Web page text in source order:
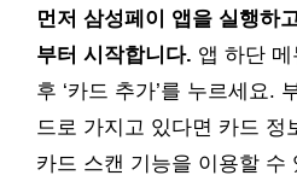
먼저 삼성페이 앱을 실행하
부터 시작합니다. 앱 하단 메
후 ‘카드 추가’를 누르세요.
드로 가지고 있다면 카드 정
카드 스캔 기능을 이용할 수